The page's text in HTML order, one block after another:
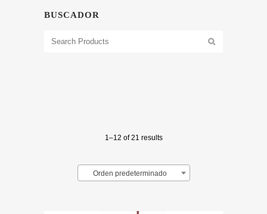
BUSCADOR
1–12 of 21 results
Orden predeterminado